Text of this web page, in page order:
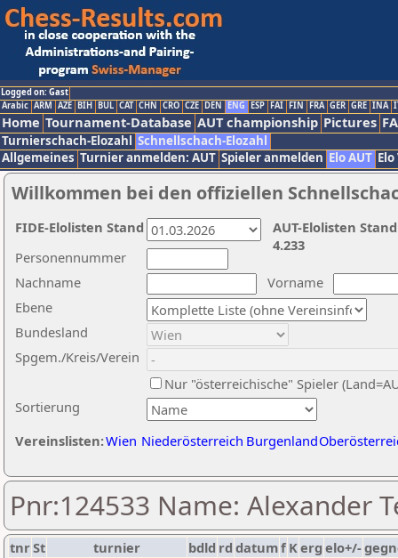
Logged on: Gast
Arabic ARM AZE BIH BUL CAT CHN CRO CZE DEN ENG ESP FAI FIN FRA GER GRE INA
Home Tournament-Database AUT championship Pictures
Turnierschach-Elozahl Schnellschach-Elozahl
Allgemeines Turnier anmelden: AUT Spieler anmelden Elo AUT
Willkommen bei den offiziellen
Nachname
Vorname
Ebene
Sortierung
Personennummer
Bundesland
Spgem./Kreis/Verein
Nur "österreichische" Spieler
Vereinslisten:Wien Niederösterreich Burgenland
AUT-Elolisten
4.233
FIDE-Elolisten Stand
Pnr:124533 Name: Alexander
tnrSt turnier bdld rd datumf Kerg elo+/-